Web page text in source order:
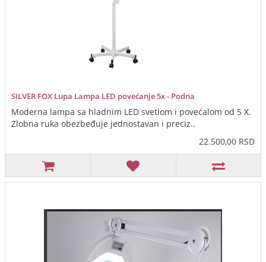
SILVER FOX Lupa Lampa LED povećanje 5x - Podna
Moderna lampa sa hladnim LED svetlom i povećalom od 5 X.
Zlobna ruka obezbeđuje jednostavan i preciz..
22.500,00 RSD